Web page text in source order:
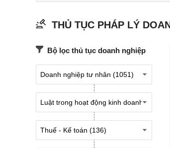
THỦ TỤC PHÁP LÝ
Bộ lọc thủ tục doanh nghiệp